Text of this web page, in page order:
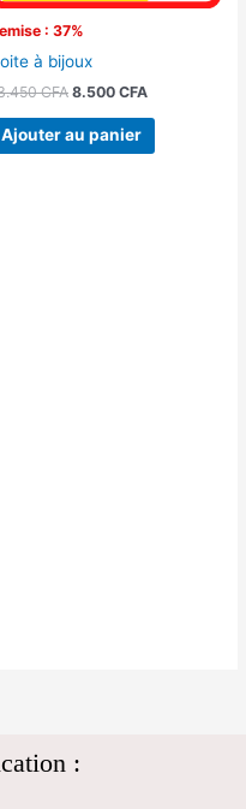
: 37%
à bijoux
CFA 8.500 CFA
Ajouter au panier
: